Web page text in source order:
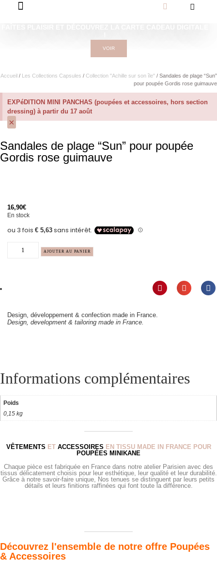
VOIR
Accueil / Les Collections Capsules / Collection "Achille sur son île" / Sandales de plage “Sun”
pour poupée Gordis rose guimauve
EXPéDITION MINI PANCHAS (poupées et accessoires, hors section
dressing) à partir du 17 août
×
Sandales de plage “Sun” pour poupée
Gordis rose guimauve
16,90€
En stock
AJOUTER AU PANIER
Design, développement & confection made in France.
Design, development & tailoring made in France.
Informations complémentaires
Poids
0,15 kg
VÊTEMENTS ET ACCESSOIRES EN TISSU MADE IN FRANCE POUR
POUPÉES MINIKANE
Chaque pièce est fabriquée en France dans notre atelier Parisien avec des
tissus délicatement choisis pour leur esthétique, leur qualité et leur durabilité.
Grâce à notre savoir-faire unique, Nos tenues se distinguent par leurs petits
détails et leurs finitions raffinées qui font toute la différence.
Découvrez l'ensemble de notre offre Poupées
& Accessoires